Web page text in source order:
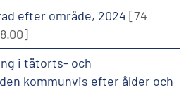
efter område, 2024 [74
i tätorts- och
kommunvis efter ålder och